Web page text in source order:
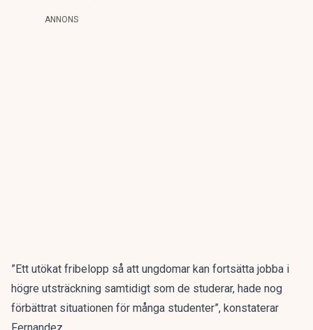
ANNONS
”Ett utökat fribelopp så att ungdomar kan fortsätta jobba i
högre utsträckning samtidigt som de studerar, hade nog
förbättrat situationen för många studenter”, konstaterar